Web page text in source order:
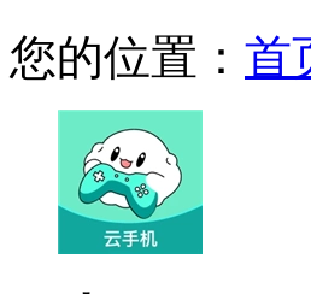
您的位置： 首